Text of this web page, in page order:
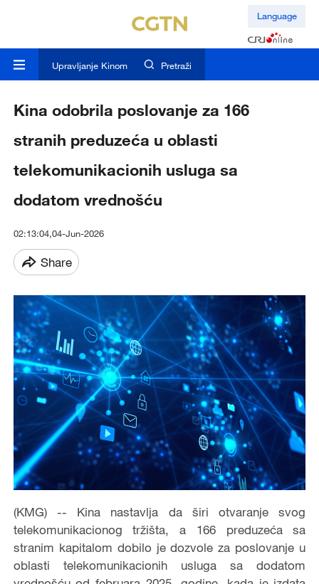
Language
Upravljanje Kinom Pretraži
Kina odobrila poslovanje za 166
stranih preduzeća u oblasti
telekomunikacionih usluga sa
dodatom vrednošću
02:13:04,04-Jun-2026
Share
(KMG) -- Kina nastavlja da širi otvaranje svog
telekomunikacionog tržišta, a 166 preduzeća sa
stranim kapitalom dobilo je dozvole za poslovanje u
oblasti telekomunikacionih usluga sa dodatom